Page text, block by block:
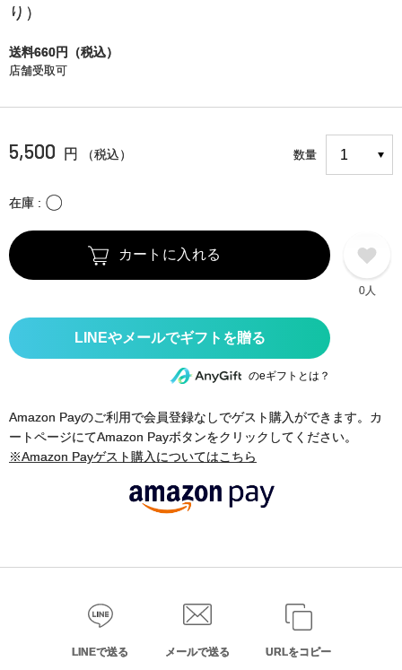
り）
送料660円（税込）
店舗受取可
5,500 円 （税込） 数量
在庫 〇
カートに入れる
0人
のeギフトとは？
Amazon Payのご利用で会員登録なしでゲスト購入ができます。カ
ートページにてAmazon Payボタンをクリックしてください。
※Amazon Payゲスト購入についてはこちら
LINEで送る メールで送る URLをコピー